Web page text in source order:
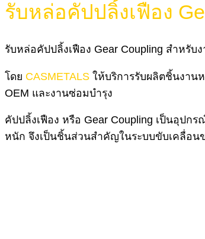
รับหล่อคัปปลิ้งเฟือง
รับหล่อคัปปลิ้งเฟือง Gear Coupling สำหรับ
โดย CASMETALS ให้บริการรับผลิตชิ้นงาน
OEM และงานซ่อมบำรุง
คัปปลิ้งเฟือง หรือ Gear Coupling เป็นอุปก
หนัก จึงเป็นชิ้นส่วนสำคัญในระบบขับเคลื่อน